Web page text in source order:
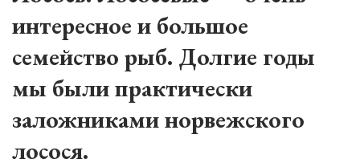
интересное и большое
семейство рыб. Долгие годы
мы были практически
заложниками норвежского
лосося.